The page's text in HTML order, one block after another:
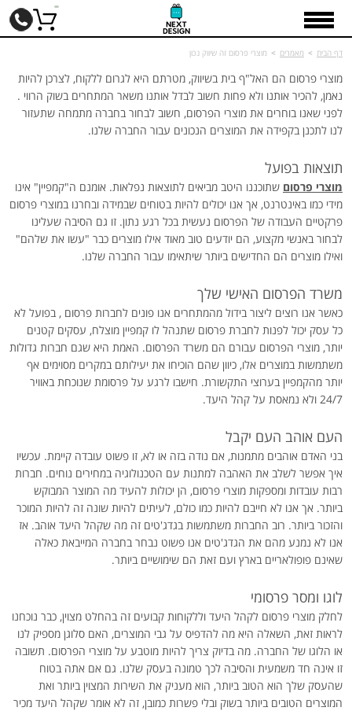
דף הבית > מאמרים > מוצרי פרסום זה שיווק נכון
מוצרי פרסום הם האל"ף בית בשיווק, מטרתם היא לגרום ללקוח, לצרכן להיות
נאמן, להכיר אותנו ולא פחות חשוב לבדל אותנו משאר המתחרים בשוק הרווי .
לפני שאנו בוחרים את מוצרי הפרסום, חשוב לבחור בחברה מתמחה שתעזור
לנו לתכנן בקפידה את המוצרים הנכונים עבור החברה שלנו.
תוצאות בפועל
מוצרי פרסום שתוכננו היטב מביאים לתוצאות נפלאות. אומנם ה"קמפיין" אינו
מידי כמו באינטרנט, אך אנו יכולים להיות בטוחים שבמידה ובחרנו במוצרי פרסום
פרקטיים העבודה של הפרסום נעשית בכל רגע נתון. זו גם הסיבה שעלינו
לבחור באנשי מקצוע, הם יודעים טוב מאוד אילו מוצרים כבר "עשו את שלהם"
ואילו מוצרים הם החדישים ביותר שיתאימו עבור החברה שלנו.
משרד הפרסום האישי שלך
כאשר אנו רוצים ליצור בידול מהמתחרים אנו פונים לחברות פרסום , בפועל לא
כל עסק יכול לפנות לחברת פרסום שתנהל לו קמפיין מוצלח, עסקים קטנים
יותר, מוצרי הפרסום עבורם הם משרד הפרסום. האמת היא שגם חברות גדולות
משתמשות במוצרים אלו, כיוון שהם הוכיחו את יעילותם במקרים מסוימים אף
יותר מהקמפיין בערוצי התקשורת. חישבו לרגע על פרסומת שנוכחת באוויר
24/7 ולא נמאסת על קהל היעד.
העם אוהב העם יקבל
בני האדם אוהבים מתמנות, אם נודה בזה או לא, זו פשוט עובדה קיימת. עכשיו
איך אפשר לשלב את האהבה למתנות עם הטכנולוגיה במחירים נוחים. חברות
רבות עובדות ומספקות מוצרי פרסום, הן יכולות להעיד מה המוצר המבוקש
ביותר. אך אנו לא חייבם להיות כמו כולם, לעיתים להיות שונה זה להיות המוכר
והזכור ביותר. רוב החברות משתמשות בגדג'טים זה מה שקהל היעד אוהב. אז
אנו לא נמנע מהם את הגדג'טים אנו פשוט נבחר בחברה המייבאת כאלה
שאינם פופולאריים בארץ ועם זאת הם שימושיים ביותר.
לוגו ומסר פרסומי
לחלק מוצרי פרסום לקהל היעד וללקוחות קבועים זה בהחלט מצוין, כבר נוכחנו
לראות זאת, השאלה היא מה להדפיס על גבי המוצרים, האם סלוגן מספיק לנו
או הלוגו של החברה. מה בדיוק צריך להיות מוטבע על מוצרי הפרסום. תשובה
זו אינה חד משמעית והסיבה לכך טמונה בעסק שלנו. גם אם אתה בטוח
שהעסק שלך הוא הטוב ביותר, הוא מעניק את השירות המצוין ביותר ואת
המוצרים הטובים ביותר בשוק ובלי פשרות כמובן, זה לא אומר שקהל היעד מכיר